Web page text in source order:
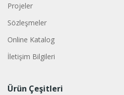
Projeler
Sözleşmeler
Online Katalog
İletişim Bilgileri
Ürün Çeşitleri